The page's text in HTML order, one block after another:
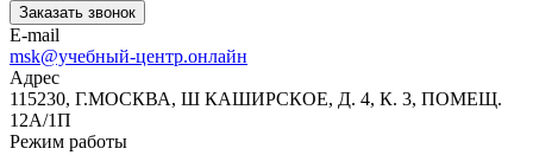
Заказать звонок
E-mail
msk@учебный-центр.онлайн
Адрес
115230, Г.МОСКВА, Ш КАШИРСКОЕ, Д. 4, К. 3, ПОМЕЩ.
12А/1П
Режим работы